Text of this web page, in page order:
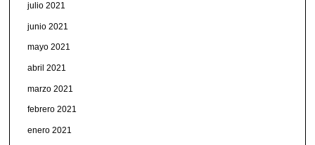
julio 2021
junio 2021
mayo 2021
abril 2021
marzo 2021
febrero 2021
enero 2021